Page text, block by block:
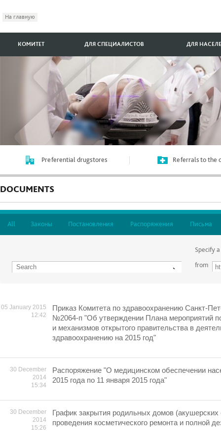
На главную
КОМИТЕТ ДЛЯ СПЕЦИАЛИСТОВ ДЛЯ
Preferential drugstores Referrals to the
DOCUMENTS
All Законы Постановления Распоряжения Письма
Specify
from
05 January 2015
12:42
Приказ Комитета по здравоохранению Санкт-
№2064-п "Об утверждении Плана мероприятий
и механизмов открытого правительства в
здравоохранению на 2015 год"
30 December
2014
15:34
Распоряжение "О медицинском обеспечении
2015 года по 11 января 2015 года"
30 December
2014
15:26
График закрытия родильных домов (акушерских
проведения косметического ремонта и полной